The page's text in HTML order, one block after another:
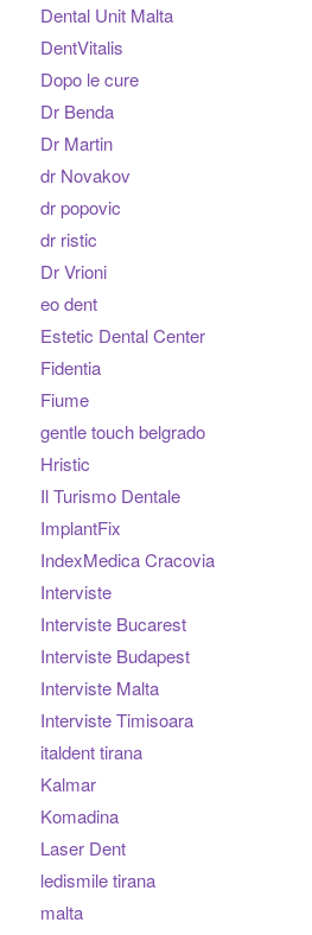
Dental Unit Malta
DentVitalis
Dopo le cure
Dr Benda
Dr Martin
dr Novakov
dr popovic
dr ristic
Dr Vrioni
eo dent
Estetic Dental Center
Fidentia
Fiume
gentle touch belgrado
Hristic
Il Turismo Dentale
ImplantFix
IndexMedica Cracovia
Interviste
Interviste Bucarest
Interviste Budapest
Interviste Malta
Interviste Timisoara
italdent tirana
Kalmar
Komadina
Laser Dent
ledismile tirana
malta